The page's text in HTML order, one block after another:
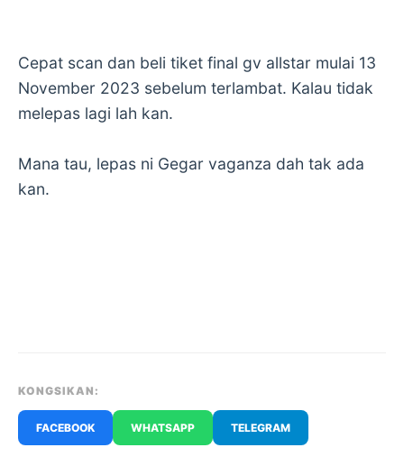
Cepat scan dan beli tiket final gv allstar mulai 13
November 2023 sebelum terlambat. Kalau tidak
melepas lagi lah kan.
Mana tau, lepas ni Gegar vaganza dah tak ada
kan.
KONGSIKAN:
FACEBOOK WHATSAPP TELEGRAM